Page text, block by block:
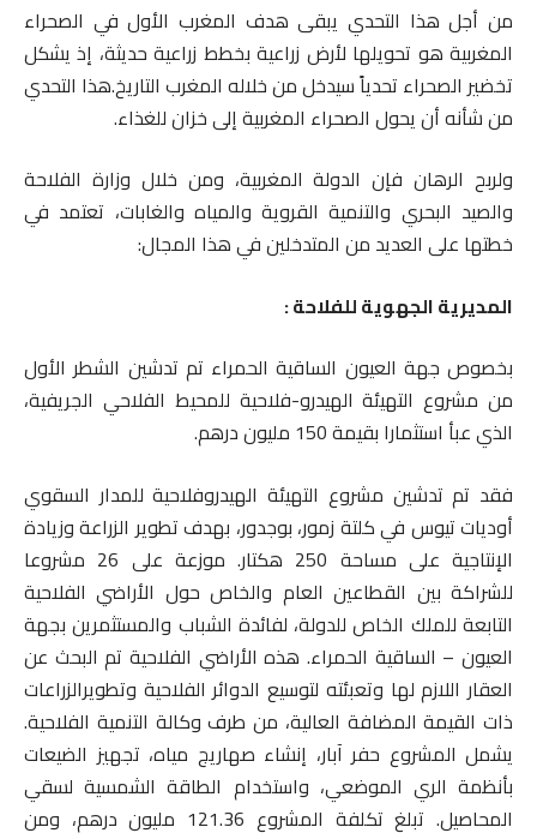
من أجل هذا التحدي يبقى هدف المغرب الأول في الصحراء
المغربية هو تحويلها لأرض زراعية بخطط زراعية حديثة، إذ يشكل
تخضير الصحراء تحدياً سيدخل من خلاله المغرب التاريخ.هذا التحدي
من شأنه أن يحول الصحراء المغربية إلى خزان للغذاء.
ولربح الرهان فإن الدولة المغربية، ومن خلال وزارة الفلاحة
والصيد البحري والتنمية القروية والمياه والغابات، تعتمد في
خطتها على العديد من المتدخلين في هذا المجال:
المديرية الجهوية للفلاحة :
بخصوص جهة العيون الساقية الحمراء تم تدشين الشطر الأول
من مشروع التهيئة الهيدرو-فلاحية للمحيط الفلاحي الجريفية،
الذي عبأ استثمارا بقيمة 150 مليون درهم.
فقد تم تدشين مشروع التهيئة الهيدروفلاحية للمدار السقوي
أوديات تيوس في كلتة زمور، بوجدور، بهدف تطوير الزراعة وزيادة
الإنتاجية على مساحة 250 هكتار. موزعة على 26 مشروعا
للشراكة بين القطاعين العام والخاص حول الأراضي الفلاحية
التابعة للملك الخاص للدولة، لفائدة الشباب والمستثمرين بجهة
العيون – الساقية الحمراء. هذه الأراضي الفلاحية تم البحث عن
العقار اللازم لها وتعبئته لتوسيع الدوائر الفلاحية وتطويرالزراعات
ذات القيمة المضافة العالية، من طرف وكالة التنمية الفلاحية.
يشمل المشروع حفر آبار، إنشاء صهاريج مياه، تجهيز الضيعات
بأنظمة الري الموضعي، واستخدام الطاقة الشمسية لسقي
المحاصيل. تبلغ تكلفة المشروع 121.36 مليون درهم، ومن